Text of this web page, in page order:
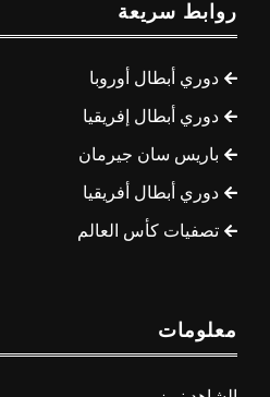
روابط سريعة
دوري أبطال أوروبا
دوري أبطال إفريقيا
باريس سان جيرمان
دوري أبطال أفريقيا
تصفيات كأس العالم
معلومات